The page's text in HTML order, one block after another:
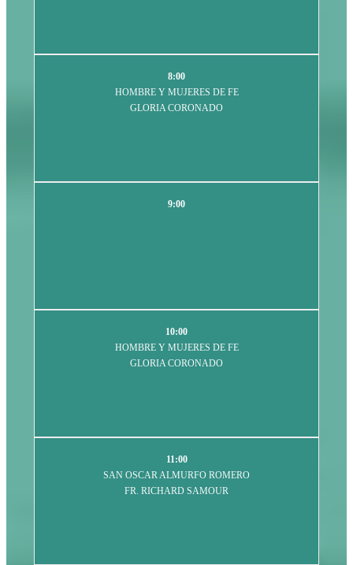
8:00
HOMBRE Y MUJERES DE FE
GLORIA CORONADO
9:00
10:00
HOMBRE Y MUJERES DE FE
GLORIA CORONADO
11:00
SAN OSCAR ALMURFO ROMERO
FR. RICHARD SAMOUR